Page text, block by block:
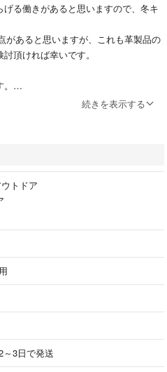
る働きがあると思いますので、冬キ
あると思いますが、これも革製品の
頂ければ幸いです。
続きを表示する
トドア
3日で発送